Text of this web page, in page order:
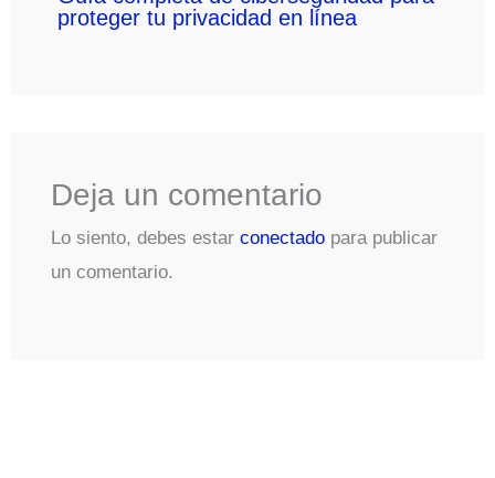
proteger tu privacidad en línea
Deja un comentario
Lo siento, debes estar conectadopara publicar
un comentario.